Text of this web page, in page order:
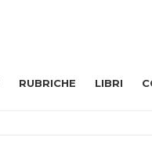
RUBRICHE LIBRI